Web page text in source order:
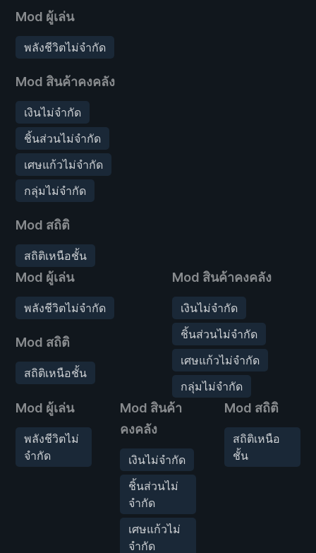
Mod ผู้เล่น
พลังชีวิตไม่จำกัด
Mod สินค้าคงคลัง
เงินไม่จำกัด
ชิ้นส่วนไม่จำกัด
เศษแก้วไม่จำกัด
กลุ่มไม่จำกัด
Mod สถิติ
สถิติเหนือชั้น
Mod ผู้เล่น
พลังชีวิตไม่จำกัด
Mod สถิติ
สถิติเหนือชั้น
Mod สินค้าคงคลัง
เงินไม่จำกัด
ชิ้นส่วนไม่จำกัด
เศษแก้วไม่จำกัด
กลุ่มไม่จำกัด
Mod ผู้เล่น
พลังชีวิตไม่
จำกัด
Mod สินค้า
คงคลัง
เงินไม่จำกัด
ชิ้นส่วนไม่
จำกัด
เศษแก้วไม่
จำกัด
Mod สถิติ
สถิติเหนือ
ชั้น